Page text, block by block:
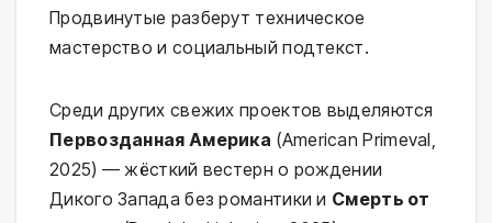
Продвинутые разберут техническое
мастерство и социальный подтекст.
Среди других свежих проектов выделяются
Первозданная Америка (American Primeval,
2025) — жёсткий вестерн о рождении
Дикого Запада без романтики и Смерть от